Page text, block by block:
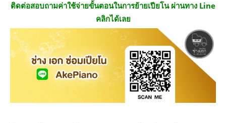
ติดต่อสอบถามค่าใช้จ่ายขั้นตอนในการย้ายเปียโน ผ่านทาง Line
คลิกได้เลย